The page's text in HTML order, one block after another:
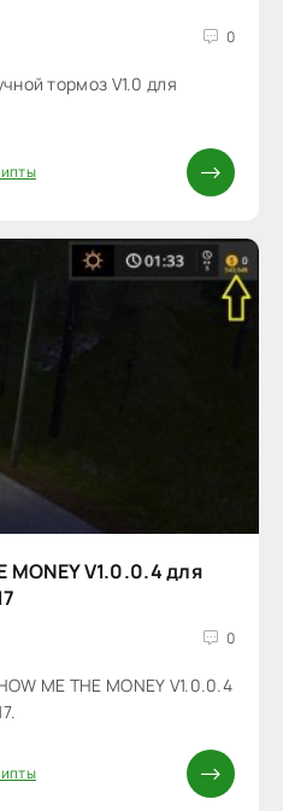
0
тормоз V1.0 для
MONEY V1.0.0.4 для
0
ME THE MONEY V1.0.0.4